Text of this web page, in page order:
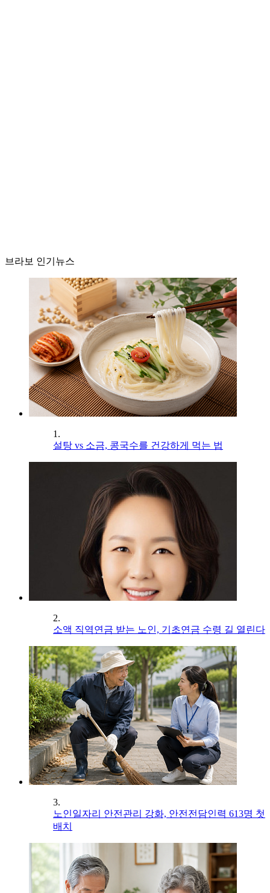
브라보 인기뉴스
1.
설탕 vs 소금, 콩국수를 건강하게 먹는 법
2.
소액 직역연금 받는 노인, 기초연금 수령 길 열린다
3.
노인일자리 안전관리 강화, 안전전담인력 613명 첫
배치